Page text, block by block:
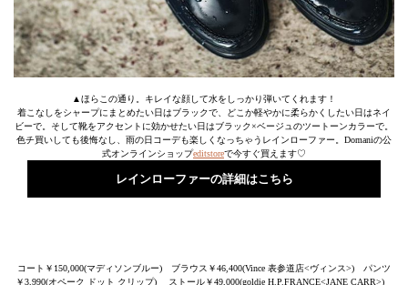
▲ほらこの通り。キレイな顔して水をしっかり弾いてくれます！
着こなしをシャープにまとめたい日はブラックで、どこか軽やかに柔らかくしたい日はネイ
ビーで。そして靴をアクセントに効かせたい日はブラック×ベージュのツートーンカラーで。
色チ買いしても後悔なし、雨の日コーデも楽しくなっちゃうレインローファー。Domaniの公
式オンラインショップeditstoreで今すぐ買えます♡
レインローファーの詳細はこちら
コート￥150,000(マディソンブルー) ブラウス￥46,400(Vince 表参道店<ヴィンス>) パンツ
￥3,990(オペーク ドット クリップ) ストール￥49,000(goldie H.P.FRANCE<JANE CARR>)